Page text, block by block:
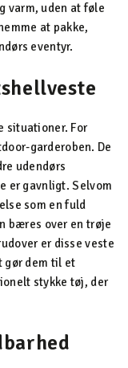
varm, uden at føle
at pakke,
eventyr.
situationer. For
garderoben. De
udendørs
er gavnligt. Selvom
som en fuld
bæres over en trøje
er disse veste
gør dem til et
stykke tøj, der